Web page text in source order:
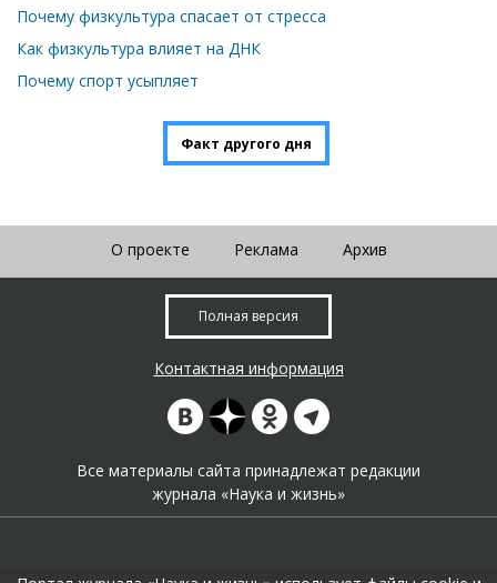
Почему физкультура спасает от стресса
Как физкультура влияет на ДНК
Почему спорт усыпляет
Факт другого дня
О проекте Реклама Архив
Полная версия
Контактная информация
Все материалы сайта принадлежат редакции
журнала «Наука и жизнь»